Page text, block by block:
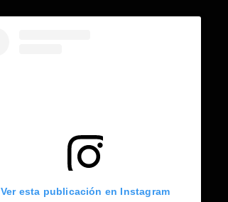
Ver esta publicación en Instagram